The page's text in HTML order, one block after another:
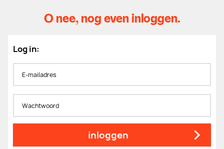
O nee, nog even inloggen.
Log in:
inloggen